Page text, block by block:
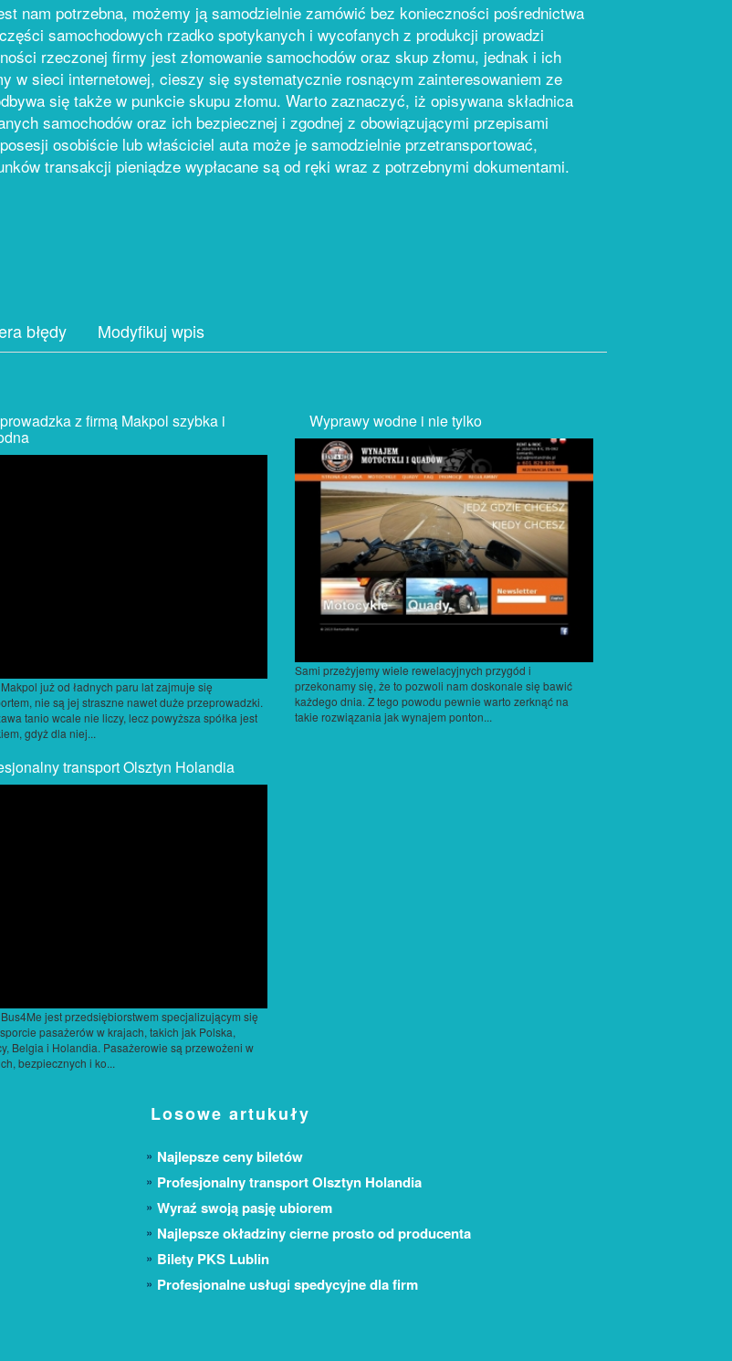
nam potrzebna, możemy ją samodzielnie zamówić bez konieczności pośrednictwa
samochodowych rzadko spotykanych i wycofanych z produkcji prowadzi
rzeczonej firmy jest złomowanie samochodów oraz skup złomu, jednak i ich
w sieci internetowej, cieszy się systematycznie rosnącym zainteresowaniem ze
się także w punkcie skupu złomu. Warto zaznaczyć, iż opisywana składnica
samochodów oraz ich bezpiecznej i zgodnej z obowiązującymi przepisami
osobiście lub właściciel auta może je samodzielnie przetransportować,
transakcji pieniądze wypłacane są od ręki wraz z potrzebnymi dokumentami.
błędy Modyfikuj wpis
z firmą Makpol szybka i
już od ładnych paru lat zajmuje się
nie są jej straszne nawet duże przeprowadzki.
tanio wcale nie liczy, lecz powyższa spółka jest
gdyż dla niej...
Wyprawy wodne i nie tylko
Sami przeżyjemy wiele rewelacyjnych przygód i
przekonamy się, że to pozwoli nam doskonale się bawić
każdego dnia. Z tego powodu pewnie warto zerknąć na
takie rozwiązania jak wynajem ponton...
transport Olsztyn Holandia
jest przedsiębiorstwem specjalizującym się
pasażerów w krajach, takich jak Polska,
Belgia i Holandia. Pasażerowie są przewożeni w
bezpiecznych i ko...
Losowe artukuły
Najlepsze ceny biletów
Profesjonalny transport Olsztyn Holandia
Wyraź swoją pasję ubiorem
Najlepsze okładziny cierne prosto od producenta
Bilety PKS Lublin
Profesjonalne usługi spedycyjne dla firm